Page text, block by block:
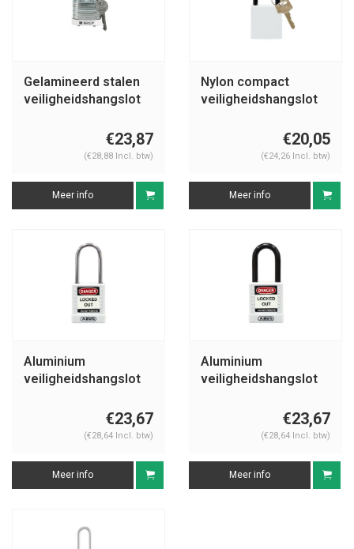
Gelamineerd stalen
veiligheidshangslot
€23,87
(€28,88 Incl. btw)
Meer info
Nylon compact
veiligheidshangslot
€20,05
(€24,26 Incl. btw)
Meer info
Aluminium
veiligheidshangslot
€23,67
(€28,64 Incl. btw)
Meer info
Aluminium
veiligheidshangslot
€23,67
(€28,64 Incl. btw)
Meer info